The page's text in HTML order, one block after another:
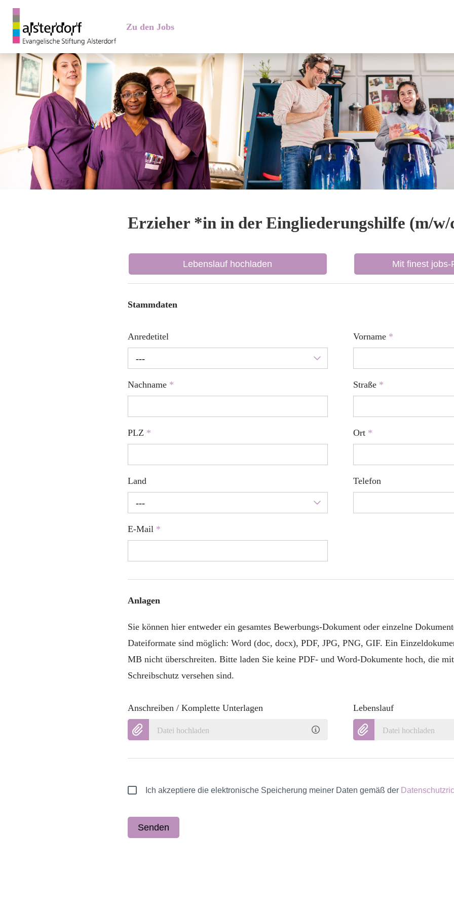
Zu den Jobs
Erzieher *in in der Eingliederungshilfe (m/w/
Lebenslauf hochladen Mit finest jobs-
Stammdaten
Anredetitel
---
Vorname *
Nachname * Straße *
PLZ * Ort *
Land
---
Telefon
E-Mail *
Anlagen
Sie können hier entweder ein gesamtes Bewerbungs-Dokument oder einzelne
Dateiformate sind möglich: Word (doc, docx), PDF, JPG, PNG, GIF. Ein
MB nicht überschreiten. Bitte laden Sie keine PDF- und Word-Dokumente hoch, die
Schreibschutz versehen sind.
Anschreiben / Komplette Unterlagen
Datei hochladen
Lebenslauf
Datei hochladen
Ich akzeptiere die elektronische Speicherung meiner Daten gemäß der
Senden